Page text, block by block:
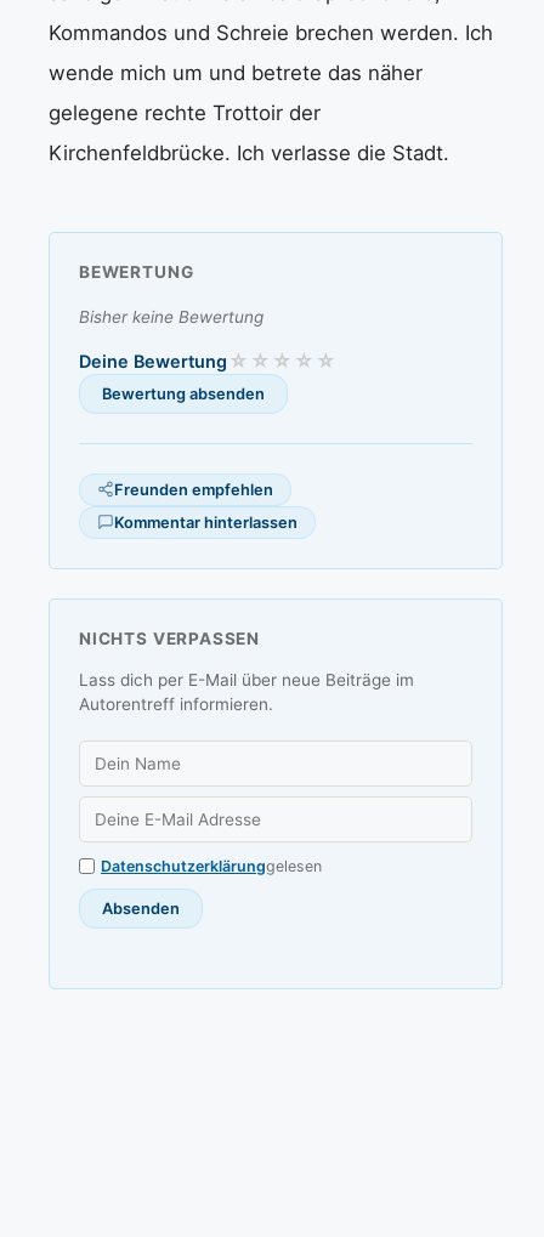
Kommandos und Schreie brechen werden. Ich
wende mich um und betrete das näher
gelegene rechte Trottoir der
Kirchenfeldbrücke. Ich verlasse die Stadt.
BEWERTUNG
Bisher keine Bewertung
Deine Bewertung
Freunden empfehlen
Kommentar hinterlassen
NICHTS VERPASSEN
Lass dich per E-Mail über neue Beiträge im
Autorentreff informieren.
Datenschutzerklärunggelesen